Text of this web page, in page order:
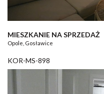
MIESZKANIE NA SPRZEDAŻ
Opole, Gosławice
KOR-MS-898